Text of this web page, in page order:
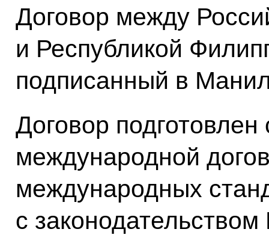
Договор между
и Республикой
подписанный в
Договор
международной
международных
с